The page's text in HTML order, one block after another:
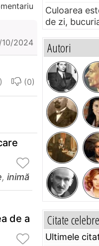
2024
I do not
, inimă
de a
Culoarea
de zi,
Autori
Citate celebre
Ultimele